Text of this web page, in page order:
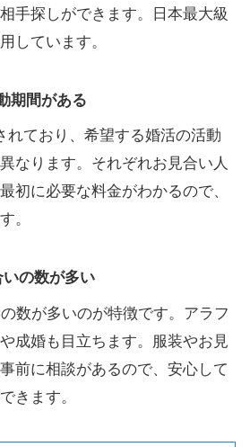
手探しができます。日本最大級
しています。
期間がある
れており、希望する婚活の活動
なります。それぞれお見合い人
初に必要な料金がわかるので、
。
の数が多い
数が多いのが特徴です。アラフ
成婚も目立ちます。服装やお見
前に相談があるので、安心して
きます。